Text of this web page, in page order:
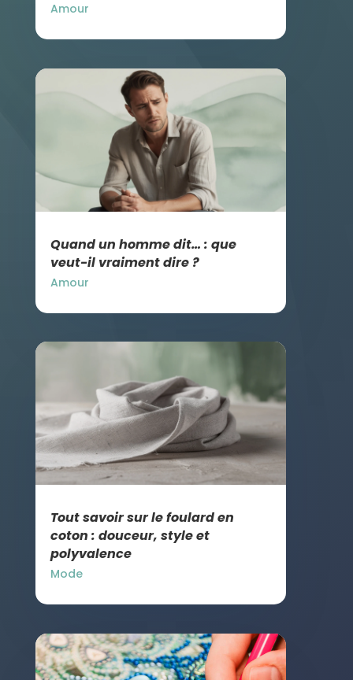
Amour
Quand un homme dit… : que
veut-il vraiment dire ?
Amour
Tout savoir sur le foulard en
coton : douceur, style et
polyvalence
Mode